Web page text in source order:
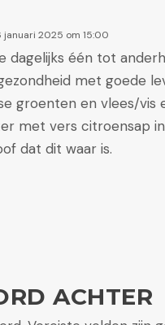
januari 2025 om 15:00
dagelijks één tot
met goede
groenten en vlees/vis
met vers citroensap
dat dit waar is.
ACHTER